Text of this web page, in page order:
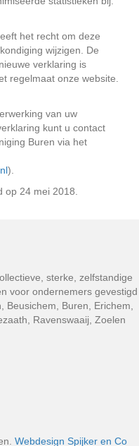
het recht om deze
wijzigen. De
verklaring is
regelmaat onze website.
van uw
kunt u contact
Buren via het
).
op 24 mei 2018.
sterke, zelfstandige
voor ondernemers gevestigd
Beusichem, Buren, Erichem,
Ravenswaaij, Zoelen
Webdesign Spijker en Co